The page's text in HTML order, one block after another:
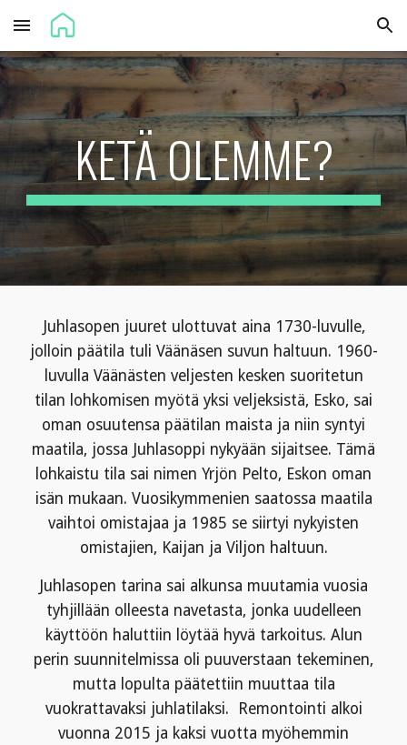
Skip to main content Skip to navigation
KETÄ OLEMME?
Juhlasopen juuret ulottuvat aina 1730-luvulle,
jolloin päätila tuli Väänäsen suvun haltuun. 1960-
luvulla Väänästen veljesten kesken suoritetun
tilan lohkomisen myötä yksi veljeksistä, Esko, sai
oman osuutensa päätilan maista ja niin syntyi
maatila, jossa Juhlasoppi nykyään sijaitsee. Tämä
lohkaistu tila sai nimen Yrjön Pelto, Eskon oman
isän mukaan. Vuosikymmenien saatossa maatila
vaihtoi omistajaa ja 1985 se siirtyi nykyisten
omistajien, Kaijan ja Viljon haltuun.
Juhlasopen tarina sai alkunsa muutamia vuosia
tyhjillään olleesta navetasta, jonka uudelleen
käyttöön haluttiin löytää hyvä tarkoitus. Alun
perin suunnitelmissa oli puuverstaan tekeminen,
mutta lopulta päätettiin muuttaa tila
vuokrattavaksi juhlatilaksi. Remontointi alkoi
vuonna 2015 ja kaksi vuotta myöhemmin